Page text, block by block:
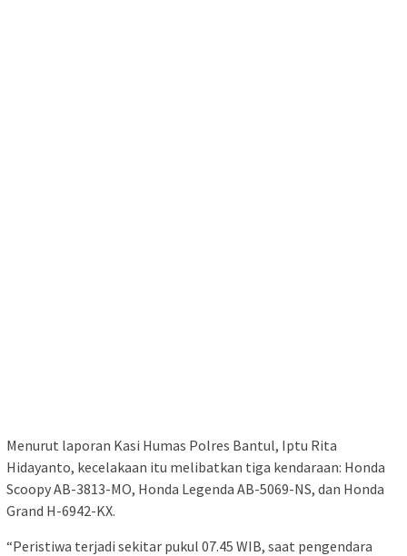
Menurut laporan Kasi Humas Polres Bantul, Iptu Rita
Hidayanto, kecelakaan itu melibatkan tiga kendaraan: Honda
Scoopy AB-3813-MO, Honda Legenda AB-5069-NS, dan Honda
Grand H-6942-KX.
“Peristiwa terjadi sekitar pukul 07.45 WIB, saat pengendara